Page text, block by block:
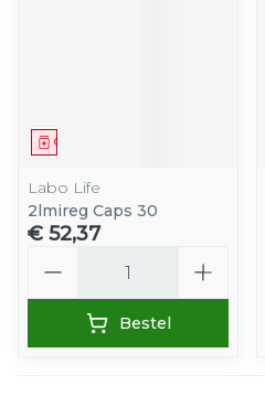
Geneesmiddel
Labo Life
2lmireg Caps 30
€ 52,37
Bestel